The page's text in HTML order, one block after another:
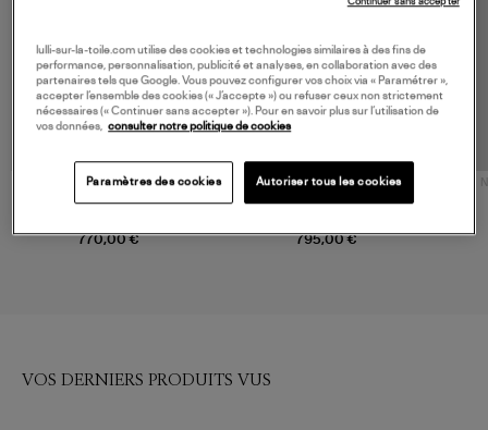
770,00 €
JAMIE HALLER
Olive
NOUVELLE COLLECTION
795,00 €
ZIMMERMANN
VOS DERNIERS PRODUITS VUS
lulli-sur-la-toile.com utilise des cookies et technologies similaires à des fins de
performance, personnalisation, publicité et analyses, en collaboration avec des
partenaires tels que Google. Vous pouvez configurer vos choix via « Paramétrer »,
accepter l’ensemble des cookies (« J’accepte ») ou refuser ceux non strictement
nécessaires (« Continuer sans accepter »). Pour en savoir plus sur l’utilisation de
vos données, consulter notre politique de cookies
Paramètres des cookies Autoriser tous les cookies
Continuer sans accepter